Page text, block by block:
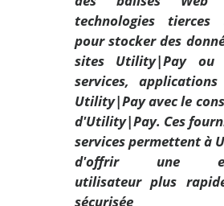
technologies tierces
pour stocker des
sites Utility|Pay ou
services,
Utility|Pay avec le
d'Utility|Pay. Ces
services permettent à
d'offrir une
utilisateur plus
sécurisée